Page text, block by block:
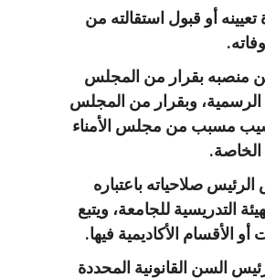
تعيينه أو قبول استقالته من
منصبه بقرار من المجلس
وبقرار من المجلس
مسبب من مجلس الأمناء
الرئيس صلاحياته باعتباره
التدريسية للجامعة، ويتبع
أو الأقسام الأكاديمية فيها.
السن القانونية المحددة